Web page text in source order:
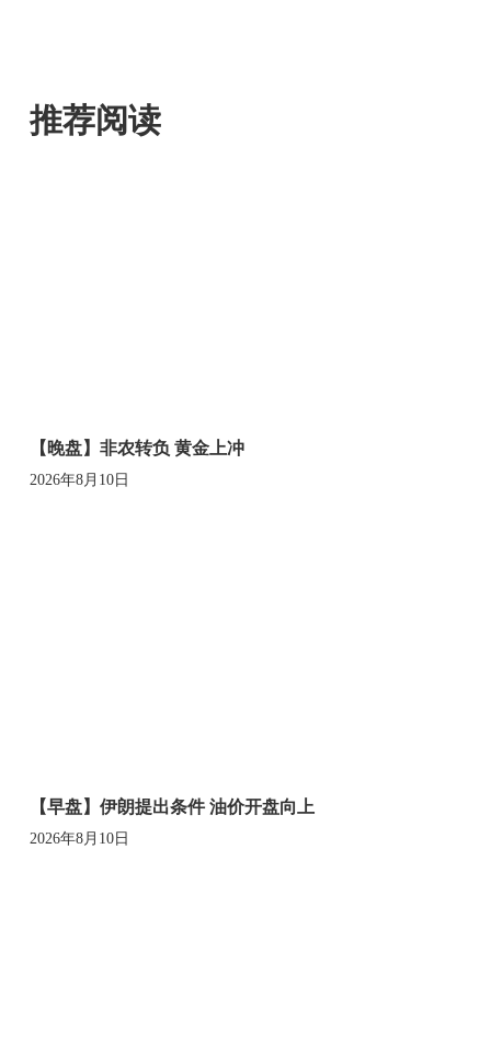
推荐阅读
【晚盘】非农转负 黄金上冲
2026年8月10日
【早盘】伊朗提出条件 油价开盘向上
2026年8月10日